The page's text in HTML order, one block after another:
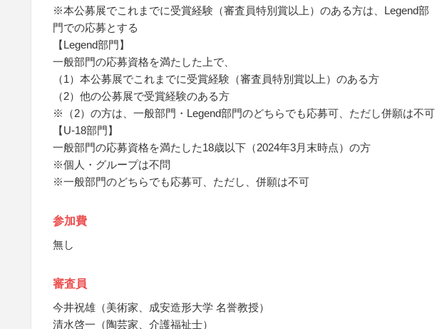
※本公募展でこれまでに受賞経験（審査員特別賞以上）のある方は、Legend部
門での応募とする
【Legend部門】
一般部門の応募資格を満たした上で、
（1）本公募展でこれまでに受賞経験（審査員特別賞以上）のある方
（2）他の公募展で受賞経験のある方
※（2）の方は、一般部門・Legend部門のどちらでも応募可、ただし併願は不可
【U-18部門】
一般部門の応募資格を満たした18歳以下（2024年3月末時点）の方
※個人・グループは不問
※一般部門のどちらでも応募可、ただし、併願は不可
参加費
無し
審査員
今井祝雄（美術家、成安造形大学 名誉教授）
清水啓一（陶芸家、介護福祉士）